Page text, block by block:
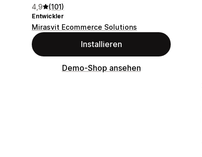
4,9 (101)
Entwickler
Mirasvit Ecommerce Solutions
Installieren
Demo-Shop ansehen